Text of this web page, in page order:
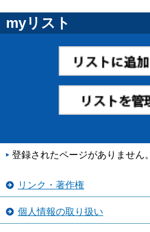
myリスト
登録されたページがありません。
リンク・著作権
個人情報の取り扱い